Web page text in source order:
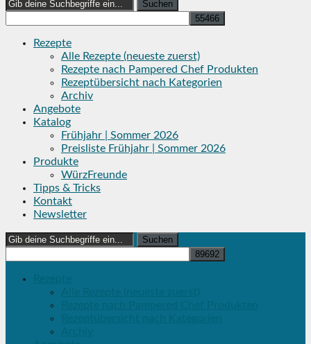
for:
Rezepte
Alle Rezepte (neueste zuerst)
Rezepte nach Pampered Chef Produkten
Rezeptübersicht nach Kategorien
Archiv
Angebote
Katalog
Frühjahr | Sommer 2026
Preisliste Frühjahr | Sommer 2026
Produkte
WürzFreunde
Tipps & Tricks
Kontakt
Newsletter
Search
for: